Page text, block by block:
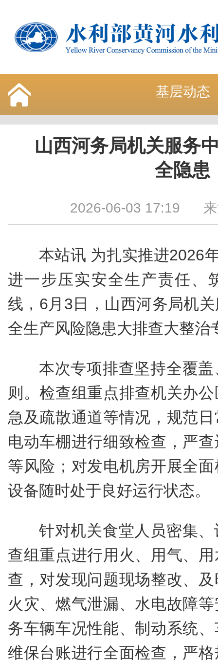
基层动态
山西河务局机关服务
全隐患
2026-06-03 17:19 来
本站讯 为扎实推进2026
进一步压实安全生产责任、
线，6月3日，山西河务局机
全生产风险隐患大排查大整治
本次专项排查坚持全覆
则。检查组重点排查机关办
急及疏散通道等情况，规范
电动车棚进行细致检查，严
等风险；对发电机房开展全
设备随时处于良好运行状态。
针对机关食堂人员密集
查组重点进行用火、用气、
查，对发现问题现场整改、
火灾、燃气泄漏、水电故障
务车辆车况性能、制动系统
维保台账进行全面检查，严